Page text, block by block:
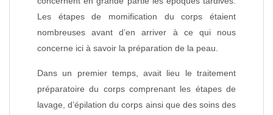
Les étapes de momification du corps étaient
nombreuses avant d’en arriver à ce qui nous
concerne ici à savoir la préparation de la peau.
Dans un premier temps, avait lieu le traitement
préparatoire du corps comprenant les étapes de
lavage, d’épilation du corps ainsi que des soins des